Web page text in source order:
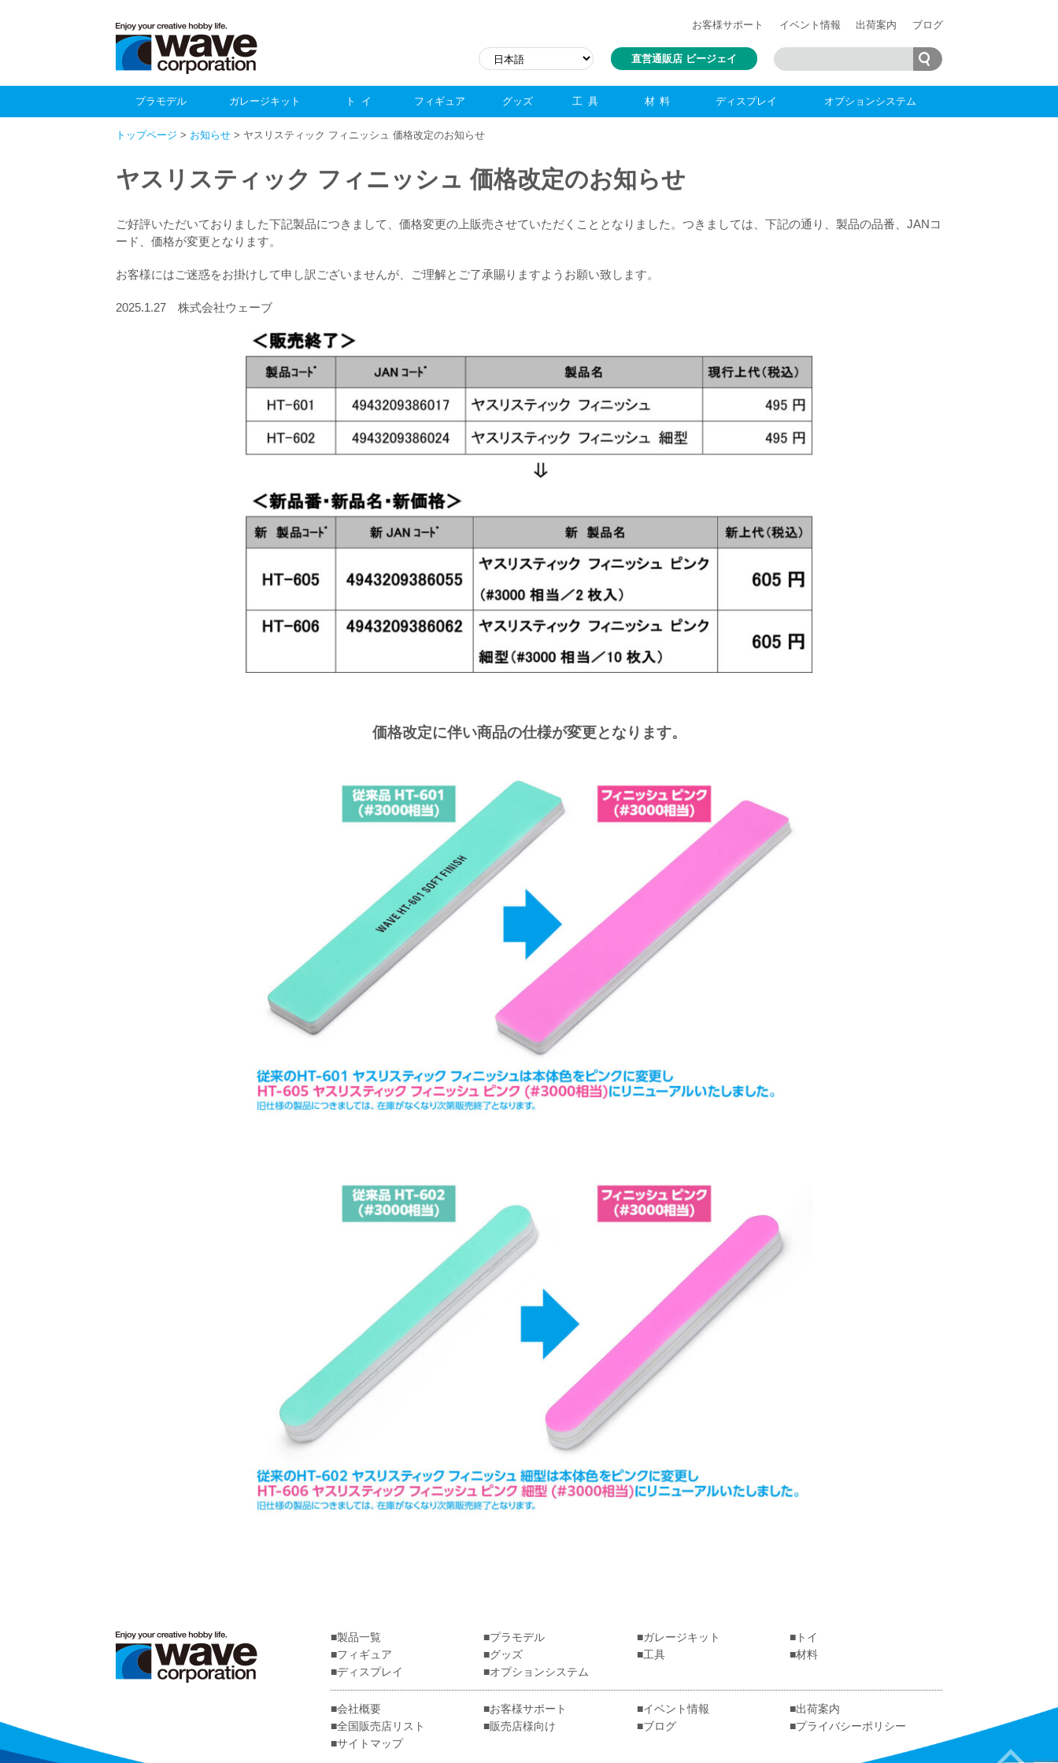
お客様サポート イベント情報 出荷案内 ブログ
直営通販店 ビージェイ
プラモデル ガレージキット トイ フィギュア グッズ 工具 材料 ディスプレイ オプションシステム
トップページ > お知らせ > ヤスリスティック フィニッシュ 価格改定のお知らせ
ヤスリスティック フィニッシュ 価格改定のお知らせ
ご好評いただいておりました下記製品につきまして、価格変更の上販売させていただくこととなりました。つきましては、下記の通り、製品の品番、JANコ
ード、価格が変更となります。
お客様にはご迷惑をお掛けして申し訳ございませんが、ご理解とご了承賜りますようお願い致します。
2025.1.27 株式会社ウェーブ
価格改定に伴い商品の仕様が変更となります。
製品一覧 プラモデル ガレージキット
トイ
フィギュア
グッズ 工具
材料
ディスプレイ
オプションシステム
会社概要 お客様サポート イベント情報
出荷案内
全国販売店リスト
販売店様向け ブログ
プライバシーポリシー
サイトマップ